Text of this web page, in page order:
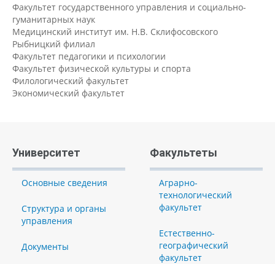
Факультет государственного управления и социально-
гуманитарных наук
Медицинский институт им. Н.В. Склифосовского
Рыбницкий филиал
Факультет педагогики и психологии
Факультет физической культуры и спорта
Филологический факультет
Экономический факультет
Университет
Основные сведения
Структура и органы
управления
Документы
Факультеты
Аграрно-
технологический
факультет
Естественно-
географический
факультет